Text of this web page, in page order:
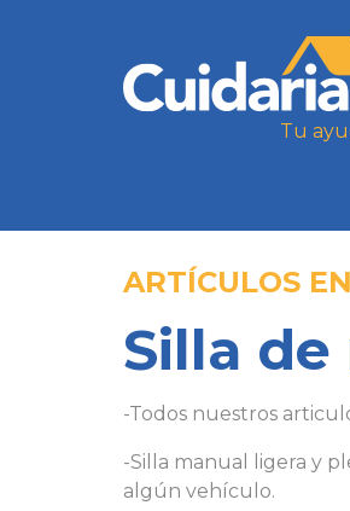
Tu
ARTÍCULOS
Silla
-Todos nuestros
-Silla manual ligera y
algún vehículo.